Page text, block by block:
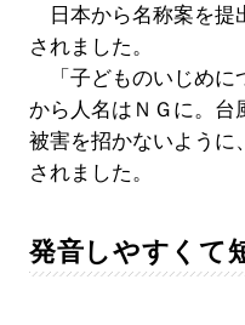
日本から名称案を提
されました。
「子どものいじめに
から人名はＮＧに。台
被害を招かないように
されました。
発音しやすくて